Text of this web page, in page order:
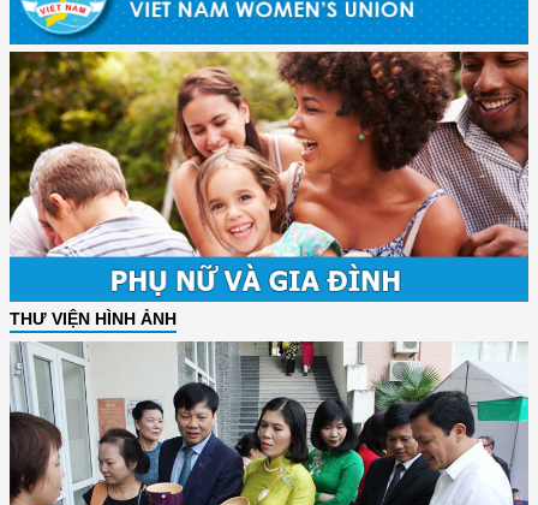
THƯ VIỆN HÌNH ẢNH